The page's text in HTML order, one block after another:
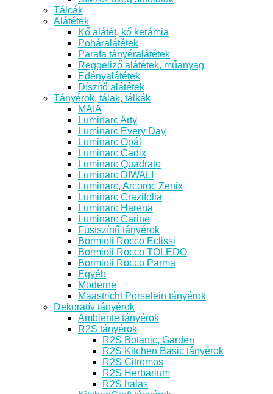
Tálcák
Alátétek
Kő alátét, kő kerámia
Poháralátétek
Parafa tányéralátétek
Reggeliző alátétek, műanyag
Edényalátétek
Díszítő alátétek
Tányérok, tálak, tálkák
MAIA
Luminarc Arty
Luminarc Every Day
Luminarc Opál
Luminarc Cadix
Luminarc Quadrato
Luminarc DIWALI
Luminarc, Arcoroc Zenix
Luminarc Crazifolia
Luminarc Harena
Luminarc Carine
Füstszínű tányérok
Bormioli Rocco Eclissi
Bormioli Rocco TOLEDO
Bormioli Rocco Parma
Egyéb
Moderne
Maastricht Porselein tányérok
Dekoratív tányérok
Ambiente tányérok
R2S tányérok
R2S Botanic, Garden
R2S Kitchen Basic tányérok
R2S Citromos
R2S Herbarium
R2S halas